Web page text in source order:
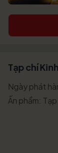
Tạp chí
Ngày phát
Ấn phẩm: